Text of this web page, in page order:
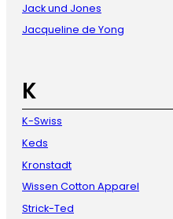
Jack und Jones
Jacqueline de Yong
K
K-Swiss
Keds
Kronstadt
Wissen Cotton Apparel
Strick-Ted